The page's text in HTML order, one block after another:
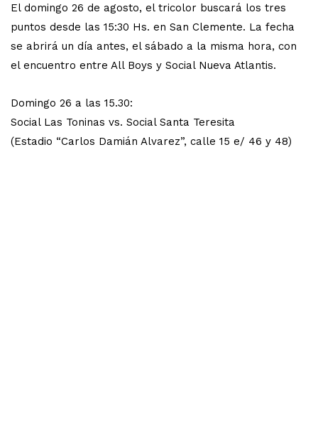
El domingo 26 de agosto, el tricolor buscará los tres
puntos desde las 15:30 Hs. en San Clemente. La fecha
se abrirá un día antes, el sábado a la misma hora, con
el encuentro entre All Boys y Social Nueva Atlantis.
Domingo 26 a las 15.30:
Social Las Toninas vs. Social Santa Teresita
(Estadio “Carlos Damián Alvarez”, calle 15 e/ 46 y 48)